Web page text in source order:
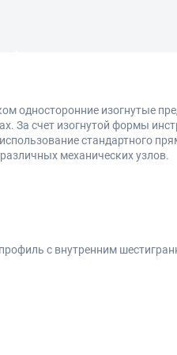
односторонние изогнутые
За счет изогнутой формы
стандартного
механических узлов.
с внутренним
пространстве.